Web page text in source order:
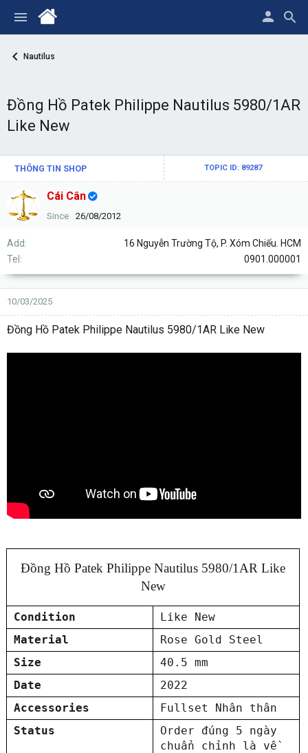
Nautilus
Đồng Hồ Patek Philippe Nautilus 5980/1AR
Like New
THÔNG TIN SHOP TOPIC ID: 89287
Cái Cân
Since 26/08/2012
Add
16 Nguyễn Trường Tộ, P. Xóm Chiếu. HCM
Tel
0901.000001
10/03/2025
Đồng Hồ Patek Philippe Nautilus 5980/1AR Like New
Đồng Hồ Patek Philippe Nautilus 5980/1AR Like
New
Condition
Like New
Material
Rose Gold Steel
Size
40.5 mm
Date
2022
Accessories
Fullset Nhân thân
Status
Order đúng 5 ngày
chuẩn chỉnh là về